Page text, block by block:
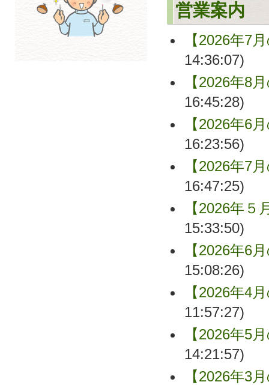
営業案内
【2026年7
14:36:07)
【2026年8
16:45:28)
【2026年6
16:23:56)
【2026年7
16:47:25)
【2026年５
15:33:50)
【2026年6
15:08:26)
【2026年4
11:57:27)
【2026年5
14:21:57)
【2026年3